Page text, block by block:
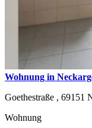
Wohnung in
Goethestraße , 69151
Wohnung